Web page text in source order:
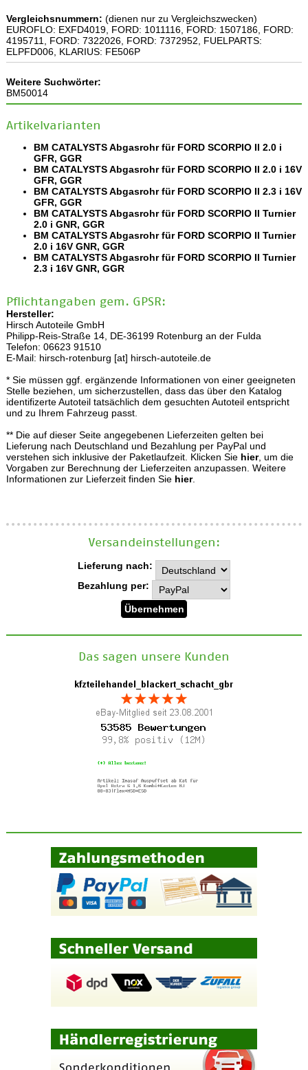
Vergleichsnummern: (dienen nur zu Vergleichszwecken)
EUROFLO: EXFD4019, FORD: 1011116, FORD: 1507186, FORD:
4195711, FORD: 7322026, FORD: 7372952, FUELPARTS:
ELPFD006, KLARIUS: FE506P
Weitere Suchwörter:
BM50014
Artikelvarianten
BM CATALYSTS Abgasrohr für FORD SCORPIO II 2.0 i
GFR, GGR
BM CATALYSTS Abgasrohr für FORD SCORPIO II 2.0 i 16V
GFR, GGR
BM CATALYSTS Abgasrohr für FORD SCORPIO II 2.3 i 16V
GFR, GGR
BM CATALYSTS Abgasrohr für FORD SCORPIO II Turnier
2.0 i GNR, GGR
BM CATALYSTS Abgasrohr für FORD SCORPIO II Turnier
2.0 i 16V GNR, GGR
BM CATALYSTS Abgasrohr für FORD SCORPIO II Turnier
2.3 i 16V GNR, GGR
Pflichtangaben gem. GPSR:
Hersteller:
Hirsch Autoteile GmbH
Philipp-Reis-Straße 14, DE-36199 Rotenburg an der Fulda
Telefon: 06623 91510
E-Mail: hirsch-rotenburg [at] hirsch-autoteile.de
* Sie müssen ggf. ergänzende Informationen von einer geeigneten
Stelle beziehen, um sicherzustellen, dass das über den Katalog
identifizerte Autoteil tatsächlich dem gesuchten Autoteil entspricht
und zu Ihrem Fahrzeug passt.
** Die auf dieser Seite angegebenen Lieferzeiten gelten bei
Lieferung nach Deutschland und Bezahlung per PayPal und
verstehen sich inklusive der Paketlaufzeit. Klicken Sie hier, um die
Vorgaben zur Berechnung der Lieferzeiten anzupassen. Weitere
Informationen zur Lieferzeit finden Sie hier.
Versand­einstellungen:
Lieferung nach:
Bezahlung per:
Das sagen unsere Kunden